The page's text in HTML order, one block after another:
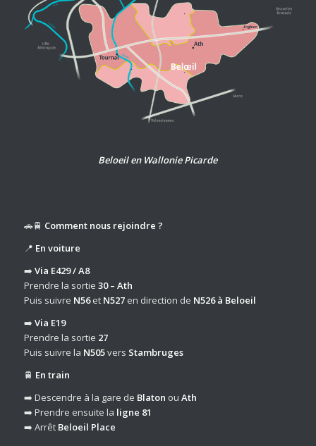
Beloeil en Wallonie Picarde
🚗🚆 Comment nous rejoindre ?
📍 En voiture
➡️ Via E429 / A8
Prendre la sortie 30 – Ath
Puis suivre N56et N527en direction de N526 à Beloeil
➡️ Via E19
Prendre la sortie 27
Puis suivre la N505vers Stambruges
🚆 En train
➡️ Descendre à la gare de Blaton ou Ath
➡️ Prendre ensuite la ligne 81
➡️ Arrêt Beloeil Place